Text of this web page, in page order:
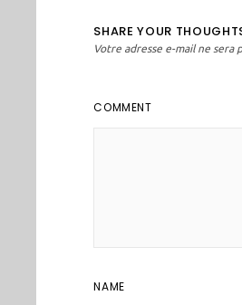
SHARE YOUR
Votre adresse e-mail ne sera
COMMENT
NAME